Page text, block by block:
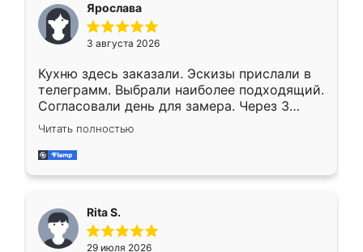
Ярослава
3 августа 2026
Кухню здесь заказали. Эскизы прислали в
телеграмм. Выбрали наиболее подходящий.
Согласовали день для замера. Через 3
недели кухня была уже готова. Остались
довольны работой. Спасибо Ренессанс
мебель за качественную работу!
Читать полностью
Rita S.
29 июля 2026